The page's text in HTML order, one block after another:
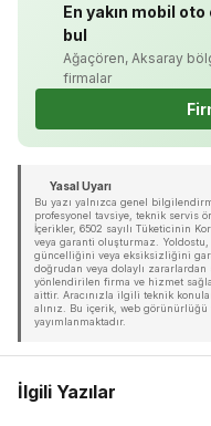
En yakın mobil
bul
Ağaçören, Aksaray
firmalar
Yasal Uyarı
Bu yazı yalnızca genel
profesyonel tavsiye, teknik servis
İçerikler, 6502 sayılı Tüketicinin
veya garanti oluşturmaz.
güncelliğini veya eksiksizliğini
doğrudan veya dolaylı
yönlendirilen firma ve hizmet
aittir. Aracınızla ilgili teknik
alınız. Bu içerik, web
yayımlanmaktadır.
İlgili Yazılar